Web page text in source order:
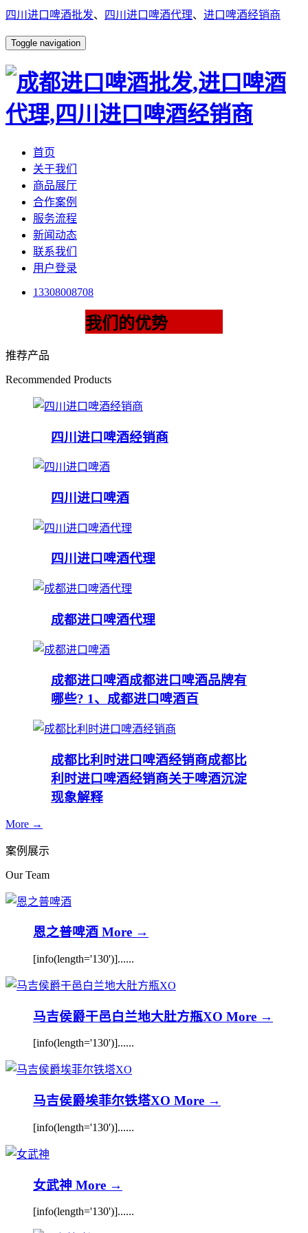
四川进口啤酒批发、 四川进口啤酒代理、 进口啤酒经销商
Toggle navigation
首页
关于我们
商品展厅
合作案例
服务流程
新闻动态
联系我们
用户登录
13308008708
我们的优势
推荐产品
Recommended Products
四川进口啤酒经销商
四川进口啤酒
四川进口啤酒代理
成都进口啤酒代理
成都进口啤酒成都进口啤酒品牌有
哪些? 1、成都进口啤酒百
成都比利时进口啤酒经销商成都比
利时进口啤酒经销商关于啤酒沉淀
现象解释
More →
案例展示
Our Team
恩之普啤酒 More →
[info(length='130')]......
马吉侯爵干邑白兰地大肚方瓶XO More →
[info(length='130')]......
马吉侯爵埃菲尔铁塔XO More →
[info(length='130')]......
女武神 More →
[info(length='130')]......